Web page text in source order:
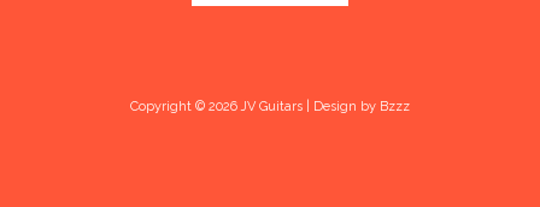
Copyright © 2026 JV Guitars | Design by Bzzz